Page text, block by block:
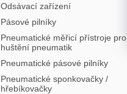
Odsávací zařízení
Pásové pilníky
Pneumatické měřicí přístroje pro
huštění pneumatik
Pneumatické pásové pilníky
Pneumatické sponkovačky /
hřebíkovačky